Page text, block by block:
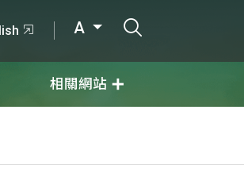
A
相關網站